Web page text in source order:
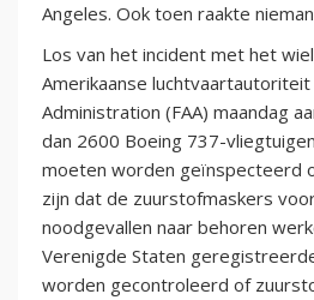
Angeles. Ook toen raakte
Los van het incident met het
Amerikaanse luchtvaartautoriteit
Administration (FAA) maandag
dan 2600 Boeing 737-
moeten worden geïnspecteerd
zijn dat de zuurstofmaskers
noodgevallen naar behoren
Verenigde Staten
worden gecontroleerd of